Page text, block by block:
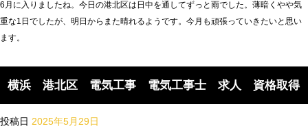
6月に入りましたね。今日の港北区は日中を通してずっと雨でした。薄暗くやや気
重な1日でしたが、明日からまた晴れるようです。今月も頑張っていきたいと思い
ます。
横浜 港北区 電気工事 電気工事士 求人 資格取得
投稿日 2025年5月29日